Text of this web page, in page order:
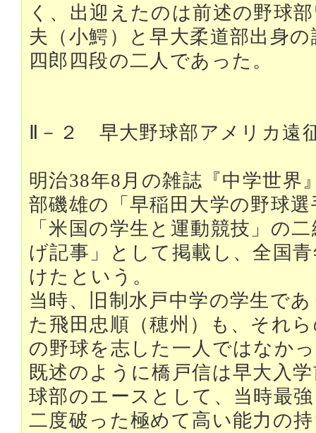
く、出迎えたのは前述の野球
夫（小鰐）と早大柔道部出身
四郎四段の二人であった。
Ⅱ－２ 早大野球部アメリカ遠
明治38年8月の雑誌『中学世界
部磯雄の「早稲田大学の野球
「米国の学生と運動競技」の
げ記事」として掲載し、全国
けたという。
当時、旧制水戸中学の学生で
た飛田忠順（穂州）も、それ
の野球を志した一人ではなか
既述のように橋戸信は早大入
球部のエースとして、当時最
二度破った極めて高い能力の